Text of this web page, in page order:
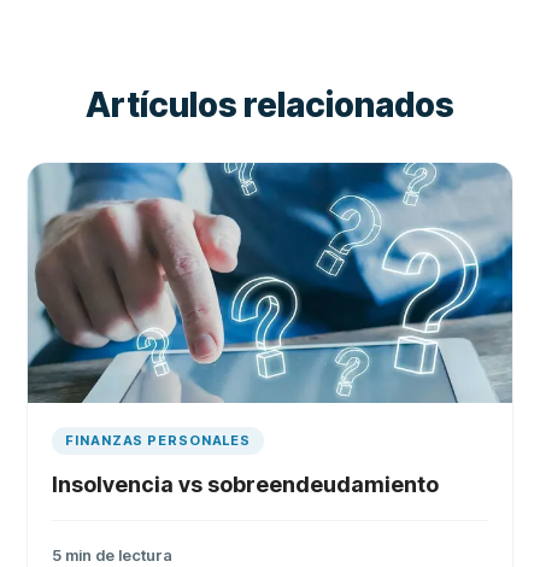
Artículos relacionados
FINANZAS PERSONALES
Insolvencia vs sobreendeudamiento
5 min de lectura